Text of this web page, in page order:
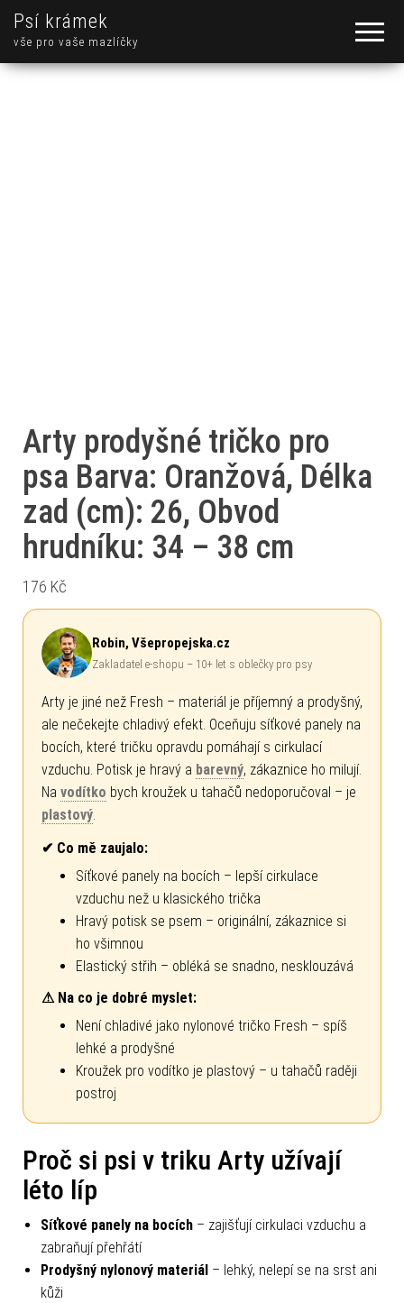
Psí krámek
vše pro vaše mazlíčky
Arty prodyšné tričko pro
psa Barva: Oranžová, Délka
zad (cm): 26, Obvod
hrudníku: 34 – 38 cm
176 Kč
Robin, Všepropejska.cz
Zakladatel e-shopu – 10+ let s oblečky pro psy
Arty je jiné než Fresh – materiál je příjemný a prodyšný,
ale nečekejte chladivý efekt. Oceňuju síťkové panely na
bocích, které tričku opravdu pomáhají s cirkulací
vzduchu. Potisk je hravý a barevný, zákaznice ho milují.
Na vodítko bych kroužek u tahačů nedoporučoval – je
plastový.
✔ Co mě zaujalo:
Síťkové panely na bocích – lepší cirkulace
vzduchu než u klasického trička
Hravý potisk se psem – originální, zákaznice si
ho všimnou
Elastický střih – obléká se snadno, nesklouzává
⚠ Na co je dobré myslet:
Není chladivé jako nylonové tričko Fresh – spíš
lehké a prodyšné
Kroužek pro vodítko je plastový – u tahačů raději
postroj
Proč si psi v triku Arty užívají
léto líp
Síťkové panely na bocích – zajišťují cirkulaci vzduchu a
zabraňují přehřátí
Prodyšný nylonový materiál – lehký, nelepí se na srst ani
kůži